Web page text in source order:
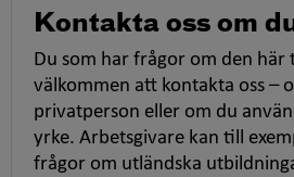
Kontakta oss om
Du som har frågor om den här
välkommen att kontakta oss –
privatperson eller om du
yrke. Arbetsgivare kan till
frågor om utländska